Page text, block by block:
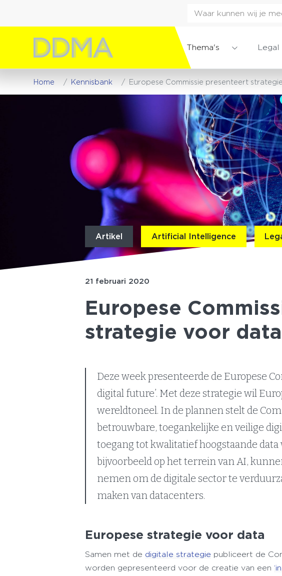
Thema's Legal
Home Kennisbank Europese Commissie presenteert
Artikel Artificial Intelligence
21 februari 2020
Europese
strategie voor
Deze week presenteerde de Europese
digital future’. Met deze strategie wil
wereldtoneel. In de plannen stelt de
betrouwbare, toegankelijke en veilige
toegang tot kwalitatief hoogstaande
bijvoorbeeld op het terrein van AI,
nemen om de digitale sector te
maken van datacenters.
Europese strategie voor data
Samen met de digitale strategie publiceert de
worden gepresenteerd voor de creatie van een